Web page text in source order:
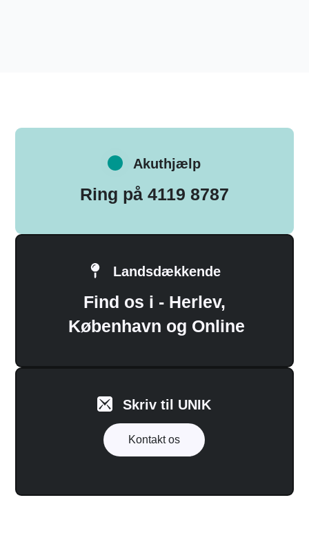
Akuthjælp
Ring på 4119 8787
Landsdækkende
Find os i - Herlev,
København og Online
Skriv til UNIK
Kontakt os